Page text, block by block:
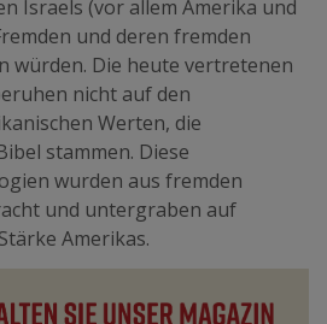
Israels (vor allem Amerika und
und deren fremden
würden. Die heute vertretenen
nicht auf den
Werten, die
stammen. Diese
wurden aus fremden
und untergraben auf
Amerikas.